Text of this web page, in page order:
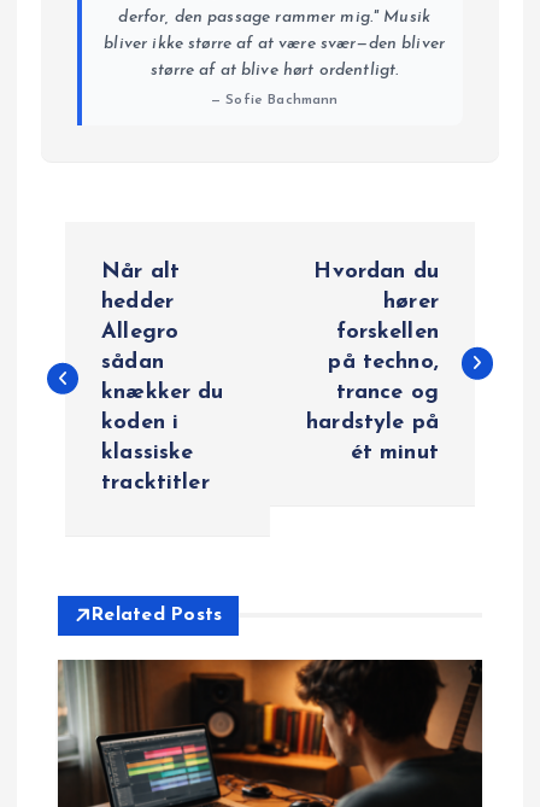
derfor, den passage rammer mig." Musik
bliver ikke større af at være svær—den bliver
større af at blive hørt ordentligt.
— Sofie Bachmann
d
s
n
a
v
Når alt
hedder
Allegro
sådan
knækker du
koden i
klassiske
tracktitler
Hvordan du
hører
forskellen
på techno,
trance og
hardstyle på
ét minut
Related Posts